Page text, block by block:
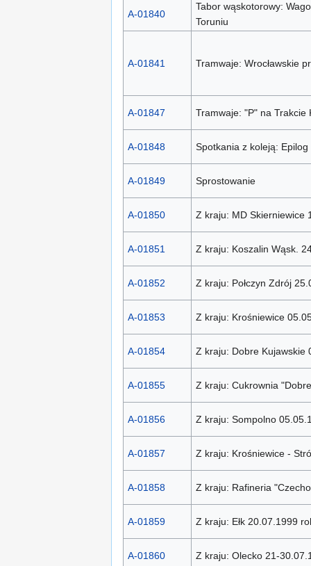
A-01840
Tabor wąskotorowy:
Toruniu
A-01841 Tramwaje: Wrocławskie
A-01847 Tramwaje: "P" na Trakcie
A-01848 Spotkania z koleją: Epilog
A-01849 Sprostowanie
A-01850 Z kraju: MD Skierniewice
A-01851 Z kraju: Koszalin Wąsk.
A-01852 Z kraju: Połczyn Zdrój
A-01853 Z kraju: Krośniewice
A-01854 Z kraju: Dobre Kujawskie
A-01855 Z kraju: Cukrownia
A-01856 Z kraju: Sompolno
A-01857 Z kraju: Krośniewice -
A-01858 Z kraju: Rafineria
A-01859 Z kraju: Ełk 20.07.1999
A-01860 Z kraju: Olecko 21-